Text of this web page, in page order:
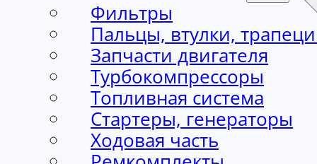
Фильтры
Пальцы, втулки,
Запчасти двигателя
Турбокомпрессоры
Топливная система
Стартеры, генераторы
Ходовая часть